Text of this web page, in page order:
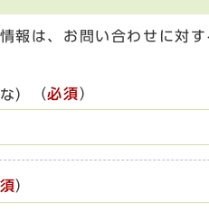
報は、お問い合わせに対
） （必須）
）